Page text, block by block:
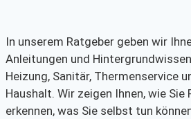
In unserem Ratgeber geben wir
Anleitungen und
Heizung, Sanitär, Thermenservice
Haushalt. Wir zeigen Ihnen, wie
erkennen, was Sie selbst tun